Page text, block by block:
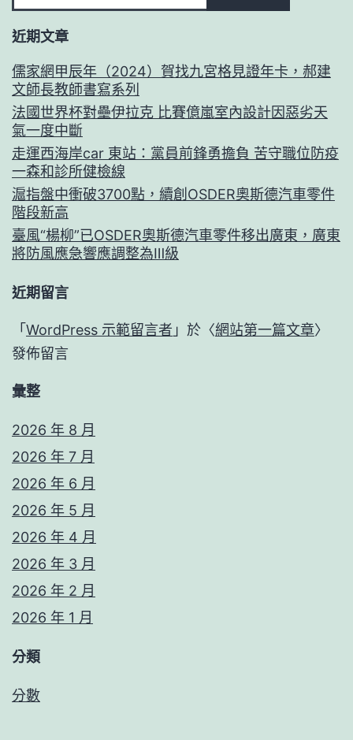
近期文章
儒家網甲辰年（2024）賀找九宮格見證年卡，郝建
文師長教師書寫系列
法國世界杯對壘伊拉克 比賽億嵐室內設計因惡劣天
氣一度中斷
走運西海岸car 東站：黨員前鋒勇擔負 苦守職位防疫
一森和診所健檢線
滬指盤中衝破3700點，續創OSDER奧斯德汽車零件
階段新高
臺風“楊柳”已OSDER奧斯德汽車零件移出廣東，廣東
將防風應急響應調整為Ⅲ級
近期留言
「 WordPress 示範留言者 」於〈網站第一篇文章〉
發佈留言
彙整
2026 年 8 月
2026 年 7 月
2026 年 6 月
2026 年 5 月
2026 年 4 月
2026 年 3 月
2026 年 2 月
2026 年 1 月
分類
分數